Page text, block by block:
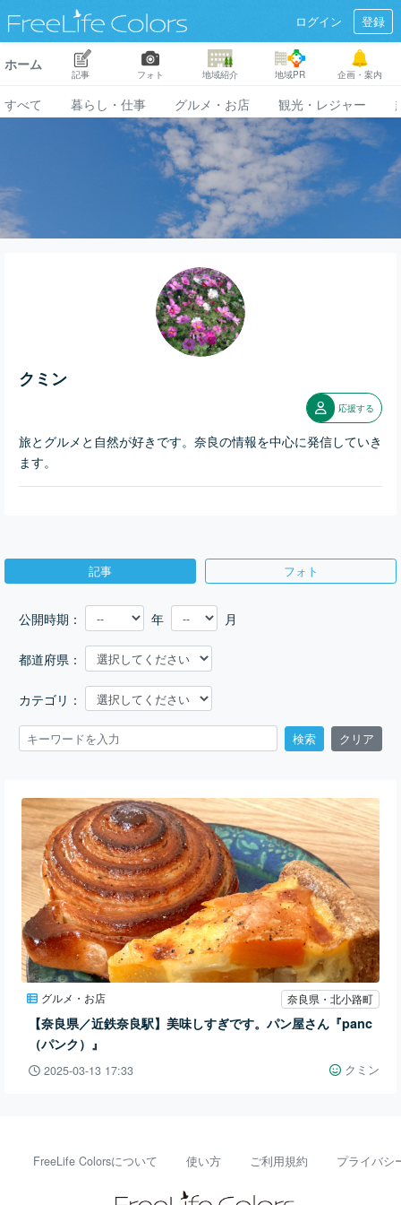
ログイン 登録
ホーム
記事 フォト 地域紹介 地域PR 企画・案内
すべて 暮らし・仕事 グルメ・お店 観光・レジャー
クミン
応援する
旅とグルメと自然が好きです。奈良の情報を中心に発信していき
ます。
記事 フォト
公開時期： 年 月
都道府県：
カテゴリ：
検索 クリア
グルメ・お店 奈良県・北小路町
【奈良県／近鉄奈良駅】美味しすぎです。パン屋さん『panc
（パンク）』
2025-03-13 17:33 クミン
FreeLife Colorsについて 使い方 ご利用規約 プライバシ